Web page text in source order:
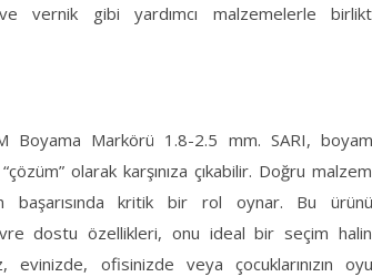
vernik gibi yardımcı malzemelerle
Boyama Markörü 1.8-2.5 mm. SARI,
olarak karşınıza çıkabilir. Doğru
başarısında kritik bir rol oynar. Bu
dostu özellikleri, onu ideal bir seçim
evinizde, ofisinizde veya çocuklarınızın